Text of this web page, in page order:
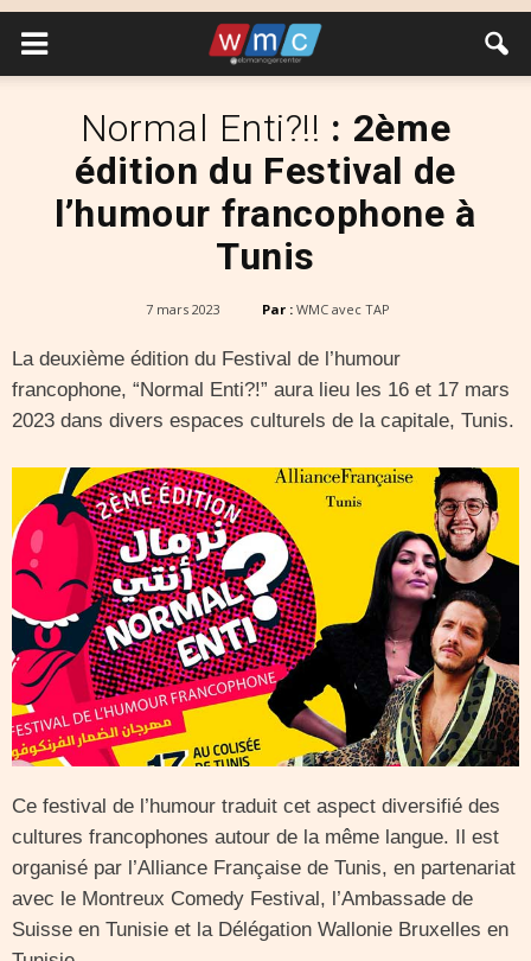
Normal Enti?!! : 2ème
édition du Festival de
l’humour francophone à
Tunis
7 mars 2023 Par : WMC avec TAP
La deuxième édition du Festival de l’humour
francophone, “Normal Enti?!” aura lieu les 16 et 17 mars
2023 dans divers espaces culturels de la capitale, Tunis.
Ce festival de l’humour traduit cet aspect diversifié des
cultures francophones autour de la même langue. Il est
organisé par l’Alliance Française de Tunis, en partenariat
avec le Montreux Comedy Festival, l’Ambassade de
Suisse en Tunisie et la Délégation Wallonie Bruxelles en